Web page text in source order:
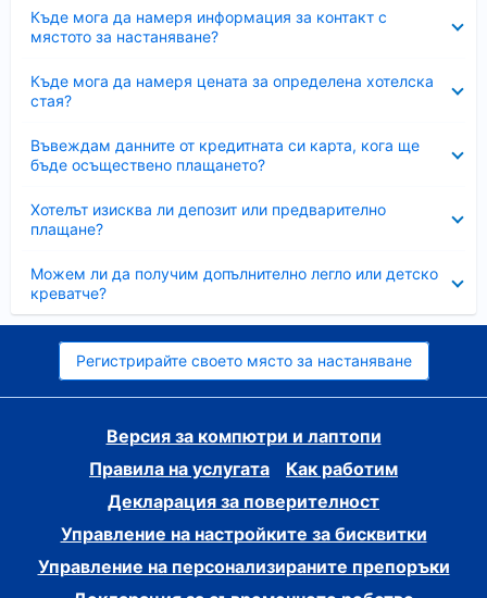
Къде мога да намеря информация за контакт с
мястото за настаняване?
Къде мога да намеря цената за определена хотелска
стая?
Въвеждам данните от кредитната си карта, кога ще
бъде осъществено плащането?
Хотелът изисква ли депозит или предварително
плащане?
Можем ли да получим допълнително легло или детско
креватче?
Регистрирайте своето място за настаняване
Версия за компютри и лаптопи
Правила на услугата
Как работим
Декларация за поверителност
Управление на настройките за бисквитки
Управление на персонализираните препоръки